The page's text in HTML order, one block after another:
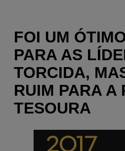
FOI UM
PARA AS
TORCIDA,
RUIM PARA A
TESOURA